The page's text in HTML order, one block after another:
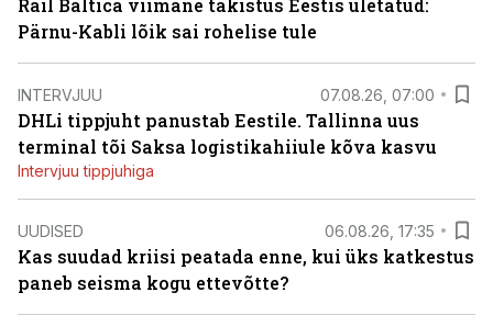
Rail Baltica viimane takistus Eestis ületatud:
Pärnu-Kabli lõik sai rohelise tule
INTERVJUU 07.08.26, 07:00
DHLi tippjuht panustab Eestile. Tallinna uus
terminal tõi Saksa logistikahiiule kõva kasvu
Intervjuu tippjuhiga
UUDISED 06.08.26, 17:35
Kas suudad kriisi peatada enne, kui üks katkestus
paneb seisma kogu ettevõtte?